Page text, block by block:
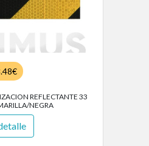
REFLECTANTE 33
NEGRA